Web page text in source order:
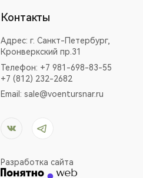
Контакты
Адрес:г. Санкт-Петербург,
Кронверкский пр.31
Телефон: +7 981-698-83-55
+7 (812) 232-2682
Email:sale@voentursnar.ru
Разработка сайта